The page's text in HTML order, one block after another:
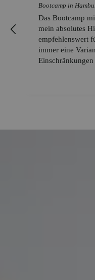
Bootcamp in
Das Bootcamp
mein absolutes
empfehlenswert
immer eine
gelacht und